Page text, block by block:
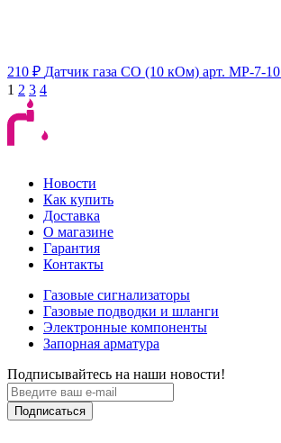
210 ₽ Датчик газа CO (10 кОм) арт. MP-7-10
1 2 3 4
Новости
Как купить
Доставка
О магазине
Гарантия
Контакты
Газовые сигнализаторы
Газовые подводки и шланги
Электронные компоненты
Запорная арматура
Подписывайтесь на наши новости!
Подписаться